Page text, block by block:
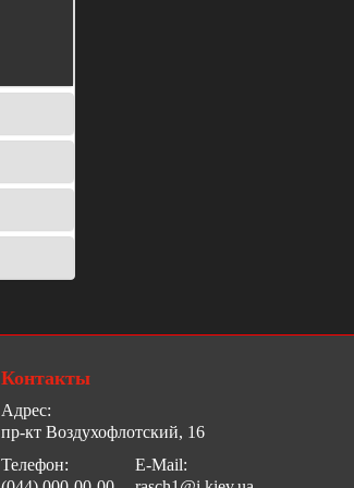
Контакты
Адрес:
пр-кт Воздухофлотский, 16
Телефон:
E-Mail: